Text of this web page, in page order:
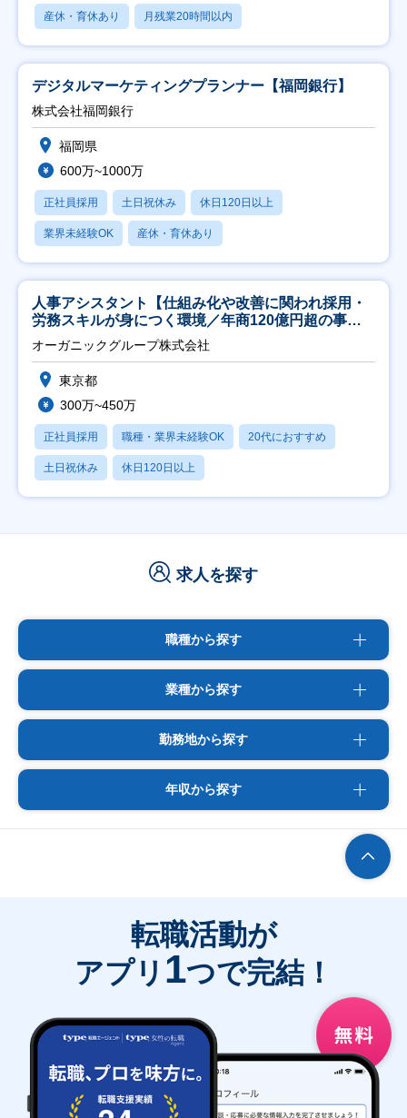
産休・育休あり 月残業20時間以内
デジタルマーケティングプランナー【福岡銀行】
株式会社福岡銀行
福岡県
600万~1000万
正社員採用 土日祝休み 休日120日以上
業界未経験OK 産休・育休あり
人事アシスタント【仕組み化や改善に関われ採用・
労務スキルが身につく環境／年商120億円超の事業
会社】
オーガニックグループ株式会社
東京都
300万~450万
正社員採用 職種・業界未経験OK 20代におすすめ
土日祝休み 休日120日以上
求人を探す
職種から探す
業種から探す
勤務地から探す
年収から探す
転職活動が
アプリ 1つで完結！